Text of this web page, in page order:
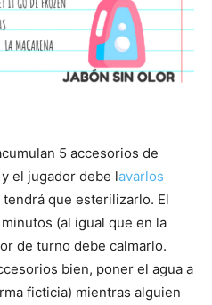
5 accesorios de
el jugador debe lavarlos
tendrá que esterilizarlo. El
(al igual que en la
de turno debe calmarlo.
bien, poner el agua a
ficticia) mientras alguien